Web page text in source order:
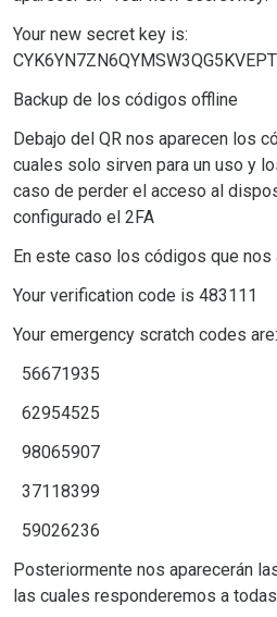
Your new secret key is:
Backup de los códigos offline
Debajo del QR nos aparecen los
cuales solo sirven para un uso y
caso de perder el acceso al
configurado el 2FA
En este caso los códigos que nos
Your verification code is 483111
Your emergency scratch codes are:
56671935
62954525
98065907
37118399
59026236
Posteriormente nos aparecerán
las cuales responderemos a